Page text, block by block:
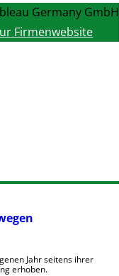
Germany GmbH
Firmenwebsite
Jahr seitens ihrer
erhoben.